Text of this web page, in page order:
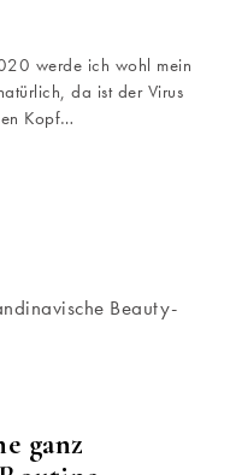
werde ich wohl mein
da ist der Virus
Kopf…
ganz